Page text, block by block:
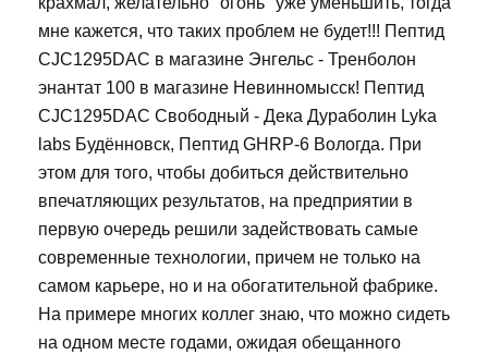
мне кажется, что таких проблем не будет!!! Пептид
CJC1295DAC в магазине Энгельс - Тренболон
энантат 100 в магазине Невинномысск! Пептид
CJC1295DAC Свободный - Дека Дураболин Lyka
labs Будённовск, Пептид GHRP-6 Вологда. При
этом для того, чтобы добиться действительно
впечатляющих результатов, на предприятии в
первую очередь решили задействовать самые
современные технологии, причем не только на
самом карьере, но и на обогатительной фабрике.
На примере многих коллег знаю, что можно сидеть
на одном месте годами, ожидая обещанного